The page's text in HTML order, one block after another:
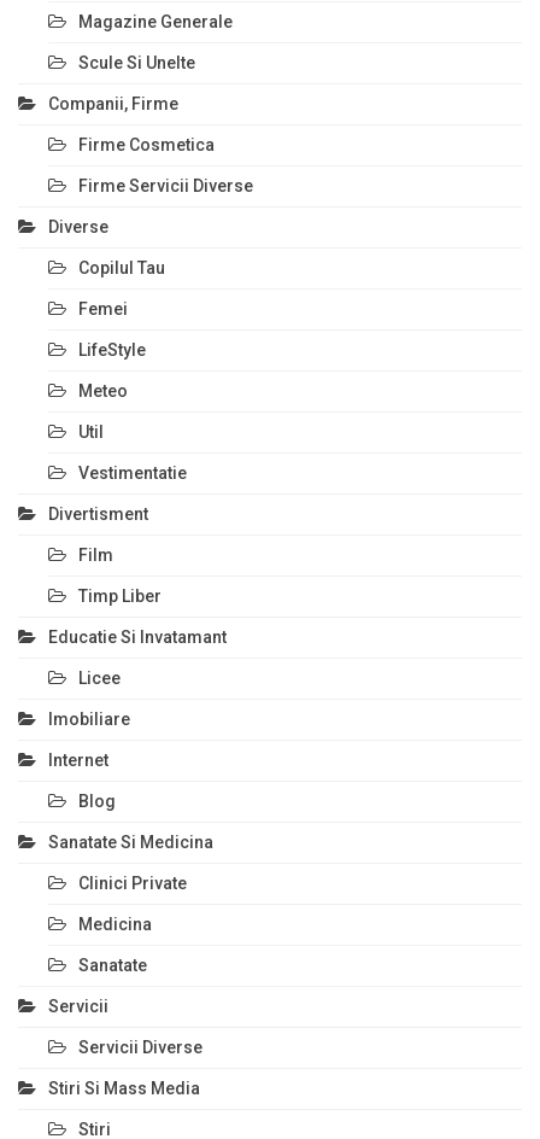
Magazine Generale
Scule Si Unelte
Companii, Firme
Firme Cosmetica
Firme Servicii Diverse
Diverse
Copilul Tau
Femei
LifeStyle
Meteo
Util
Vestimentatie
Divertisment
Film
Timp Liber
Educatie Si Invatamant
Licee
Imobiliare
Internet
Blog
Sanatate Si Medicina
Clinici Private
Medicina
Sanatate
Servicii
Servicii Diverse
Stiri Si Mass Media
Stiri